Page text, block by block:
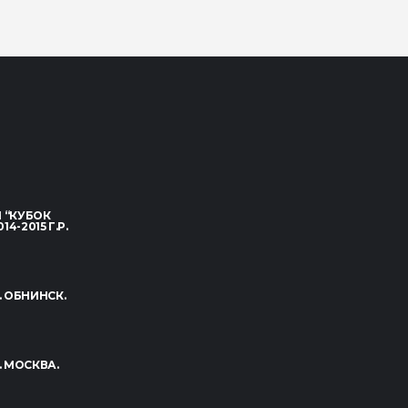
2015 Г.Р.
ОБНИНСК.
МОСКВА.